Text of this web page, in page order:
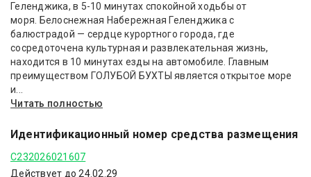
Геленджика, в 5-10 минутах спокойной ходьбы от
моря. Белоснежная Набережная Геленджика с
балюстрадой — сердце курортного города, где
сосредоточена культурная и развлекательная жизнь,
находится в 10 минутах езды на автомобиле. Главным
преимуществом ГОЛУБОЙ БУХТЫ является открытое море
и...
Читать полностью
Идентификационный номер средства размещения
С232026021607
Действует до 24.02.29